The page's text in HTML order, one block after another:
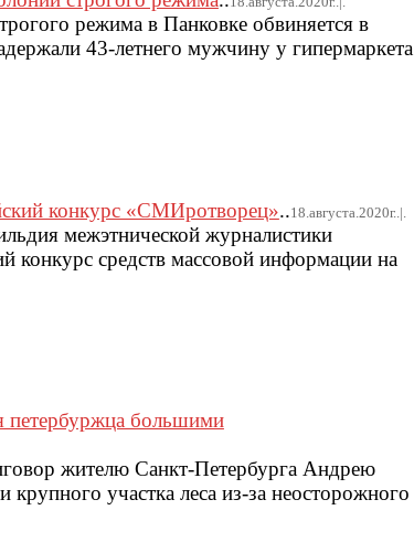
режима в Панковке обвиняется в
43-летнего мужчину у гипермаркета
конкурс «СМИротворец»..18.августа.2020г..|.
межэтнической журналистики
конкурс средств массовой информации на
петербуржца большими
жителю Санкт-Петербурга Андрею
участка леса из-за неосторожного